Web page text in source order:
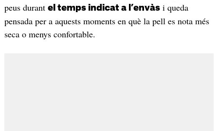
peus durant el temps indicat a l’envàsi queda
pensada per a aquests moments en què la pell es nota més
seca o menys confortable.